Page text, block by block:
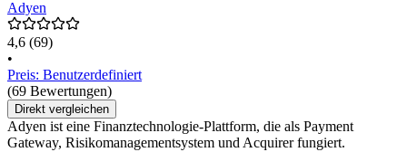
Adyen
4,6 (69)
•
Preis: Benutzerdefiniert
(69 Bewertungen)
Direkt vergleichen
Adyen ist eine Finanztechnologie-Plattform, die als Payment
Gateway, Risikomanagementsystem und Acquirer fungiert.